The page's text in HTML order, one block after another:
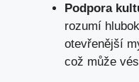
Podpora
rozumí
otevřenější
což může